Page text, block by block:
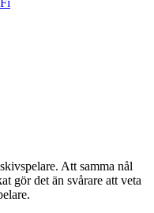
Att samma nål
gör det än svårare att veta